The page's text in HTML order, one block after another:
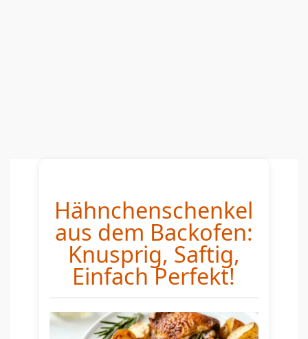
Hähnchenschenkel
aus dem Backofen:
Knusprig, Saftig,
Einfach Perfekt!